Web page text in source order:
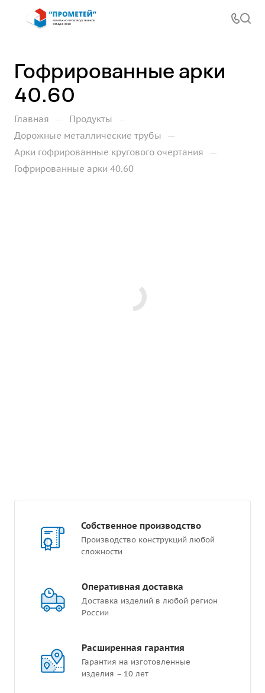
Гофрированные арки
40.60
Главная — Продукты —
Дорожные металлические трубы —
Арки гофрированные кругового очертания —
Гофрированные арки 40.60
Собственное производство
Производство конструкций любой
сложности
Оперативная доставка
Доставка изделий в любой регион
России
Расширенная гарантия
Гарантия на изготовленные
изделия – 10 лет